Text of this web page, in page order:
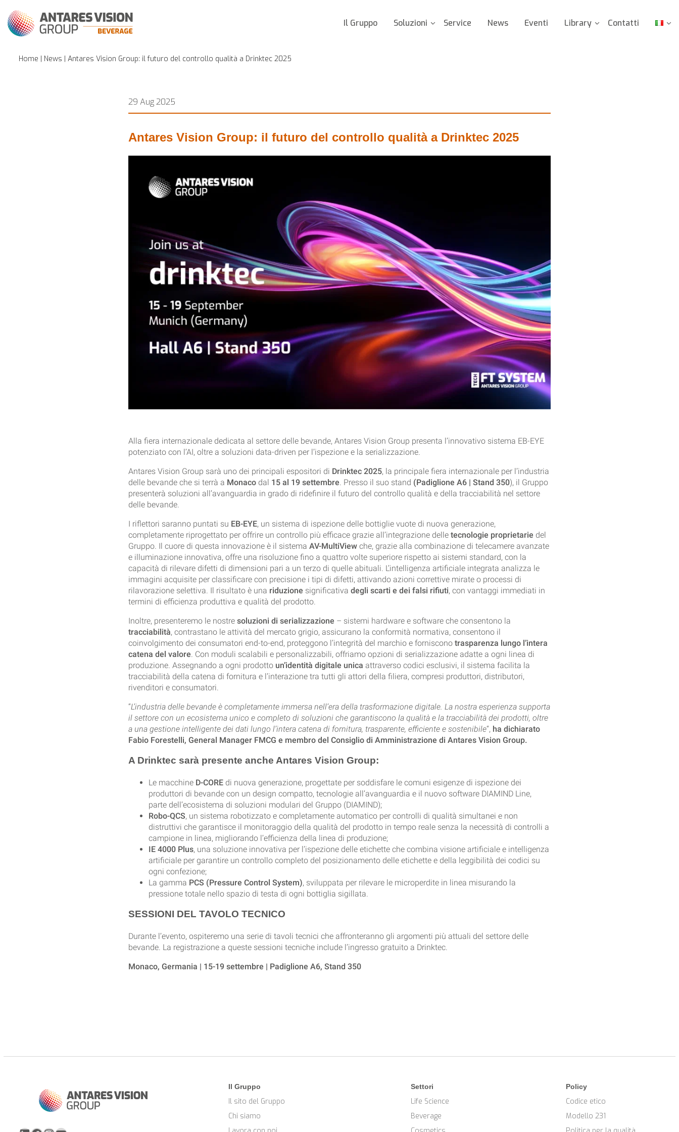
Il Gruppo Soluzioni Service News Eventi Library Contatti
Home | News | Antares Vision Group: il futuro del controllo qualità a Drinktec 2025
29 Aug 2025
Antares Vision Group: il futuro del controllo qualità a Drinktec 2025
Alla fiera internazionale dedicata al settore delle bevande, Antares Vision Group presenta l’innovativo sistema EB-EYE
potenziato con l’AI, oltre a soluzioni data-driven per l’ispezione e la serializzazione.
Antares Vision Group sarà uno dei principali espositori di Drinktec 2025, la principale fiera internazionale per l’industria
delle bevande che si terrà a Monacodal 15 al 19 settembre. Presso il suo stand (Padiglione A6 | Stand 350), il Gruppo
presenterà soluzioni all’avanguardia in grado di ridefinire il futuro del controllo qualità e della tracciabilità nel settore
delle bevande.
I riflettori saranno puntati su EB-EYE, un sistema di ispezione delle bottiglie vuote di nuova generazione,
completamente riprogettato per offrire un controllo più efficace grazie all’integrazione delle tecnologie proprietarie del
Gruppo. Il cuore di questa innovazione è il sistema AV-MultiView che, grazie alla combinazione di telecamere avanzate
e illuminazione innovativa, offre una risoluzione fino a quattro volte superiore rispetto ai sistemi standard, con la
capacità di rilevare difetti di dimensioni pari a un terzo di quelle abituali. L’intelligenza artificiale integrata analizza le
immagini acquisite per classificare con precisione i tipi di difetti, attivando azioni correttive mirate o processi di
rilavorazione selettiva. Il risultato è una riduzione significativa degli scarti e dei falsi rifiuti, con vantaggi immediati in
termini di efficienza produttiva e qualità del prodotto.
Inoltre, presenteremo le nostre soluzioni di serializzazione – sistemi hardware e software che consentono la
tracciabilità, contrastano le attività del mercato grigio, assicurano la conformità normativa, consentono il
coinvolgimento dei consumatori end-to-end, proteggono l’integrità del marchio e forniscono trasparenza lungo l’intera
catena del valore. Con moduli scalabili e personalizzabili, offriamo opzioni di serializzazione adatte a ogni linea di
produzione. Assegnando a ogni prodotto un’identità digitale unica attraverso codici esclusivi, il sistema facilita la
tracciabilità della catena di fornitura e l’interazione tra tutti gli attori della filiera, compresi produttori, distributori,
rivenditori e consumatori.
“L’industria delle bevande è completamente immersa nell’era della trasformazione digitale. La nostra esperienza supporta
il settore con un ecosistema unico e completo di soluzioni che garantiscono la qualità e la tracciabilità dei prodotti, oltre
a una gestione intelligente dei dati lungo l’intera catena di fornitura, trasparente, efficiente e sostenibile“, ha dichiarato
Fabio Forestelli, General Manager FMCG e membro del Consiglio di Amministrazione di Antares Vision Group.
A Drinktec sarà presente anche Antares Vision Group:
Le macchine D-COREdi nuova generazione, progettate per soddisfare le comuni esigenze di ispezione dei
produttori di bevande con un design compatto, tecnologie all’avanguardia e il nuovo software DIAMIND Line,
parte dell’ecosistema di soluzioni modulari del Gruppo (DIAMIND);
Robo-QCS, un sistema robotizzato e completamente automatico per controlli di qualità simultanei e non
distruttivi che garantisce il monitoraggio della qualità del prodotto in tempo reale senza la necessità di controlli a
campione in linea, migliorando l’efficienza della linea di produzione;
IE 4000 Plus, una soluzione innovativa per l’ispezione delle etichette che combina visione artificiale e intelligenza
artificiale per garantire un controllo completo del posizionamento delle etichette e della leggibilità dei codici su
ogni confezione;
La gamma PCS (Pressure Control System), sviluppata per rilevare le microperdite in linea misurando la
pressione totale nello spazio di testa di ogni bottiglia sigillata.
SESSIONI DEL TAVOLO TECNICO
Durante l’evento, ospiteremo una serie di tavoli tecnici che affronteranno gli argomenti più attuali del settore delle
bevande. La registrazione a queste sessioni tecniche include l’ingresso gratuito a Drinktec.
Monaco, Germania | 15-19 settembre | Padiglione A6, Stand 350
Il Gruppo
Il sito del Gruppo
Chi siamo
Settori
Life Science
Beverage
Policy
Codice etico
Modello 231